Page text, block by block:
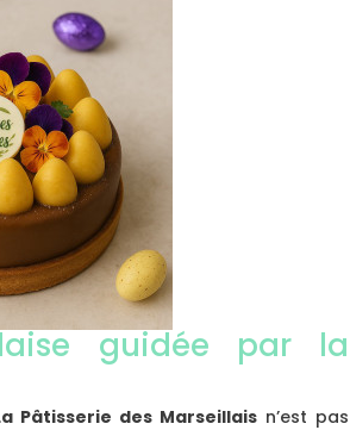
guidée par la
Pâtisserie des Marseillais n’est pas